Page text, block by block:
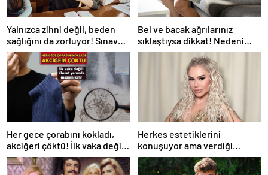
Yalnızca zihni değil, beden
sağlığını da zorluyor! Sınavda
başarı tabakta başlıyor
Bel ve bacak ağrılarınız
sıklaştıysa dikkat! Nedeni
omurga kanalı darlığı olabilir
Her gece çorabını kokladı,
akciğeri çöktü! İlk vaka değil:
‘Klozet yanında masum kalır’
Herkes estetiklerini
konuşuyor ama verdiği
kiloları kimse görmüyor…
Şarkıcı Ceylan sitem etti!